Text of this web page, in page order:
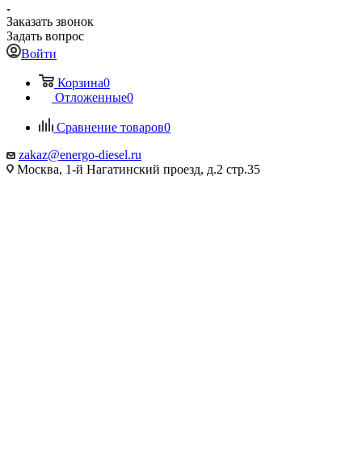
Заказать звонок
Задать вопрос
Войти
Корзина0
Отложенные0
Сравнение товаров0
zakaz@energo-diesel.ru
Москва, 1-й Нагатинский проезд, д.2 стр.35